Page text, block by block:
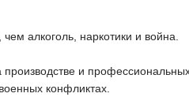
алкоголь, наркотики и война.
производстве и
конфликтах.